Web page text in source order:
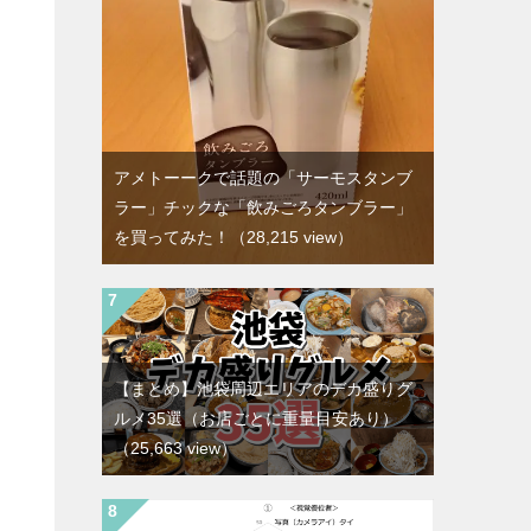
アメトーークで話題の「サーモスタンブ
ラー」チックな「飲みごろタンブラー」
を買ってみた！
（28,215 view）
【まとめ】池袋周辺エリアのデカ盛りグ
ルメ35選（お店ごとに重量目安あり）
（25,663 view）